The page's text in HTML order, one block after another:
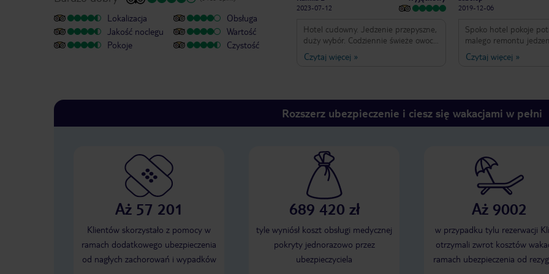
Lokalizacja
Jakość noclegu
Pokoje
Obsługa
Wartość
Czystość
2023-07-12
Hotel cudowny. Jedzenie przepyszne,
duży wybór. Codziennie świeże owoce
. Pokoje przestronne , czyściutko.
Obsługa pomocna , zawsze
Czytaj więcej »
2019-12-06
Spoko hotel pokoje
malego remontu
wybor i super
bardzo przyjazny
wakacji goraco
dla dorosłych przednia
Czytaj więcej »
Rozszerz ubezpieczenie i ciesz się wakacjami w pełni
Aż 57 201
Klientów skorzystało z pomocy w
ramach dodatkowego ubezpieczenia
od nagłych zachorowań i wypadków
689 420 zł
tyle wyniósł koszt obsługi medycznej
pokryty jednorazowo przez
ubezpieczyciela
Aż 9002
w przypadku tylu rezerwacji
otrzymali zwrot kosztów
ramach ubezpieczenia od